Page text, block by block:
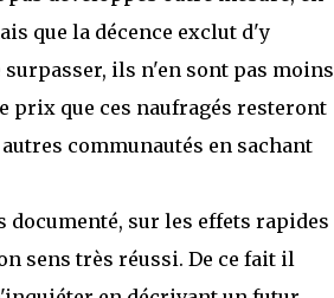
que la décence exclut d'y
ils n'en sont pas moins
prix que ces naufragés resteront
communautés en sachant
documenté, sur les effets rapides
sens très réussi. De ce fait il